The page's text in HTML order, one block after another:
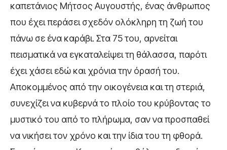
καπετάνιος Μήτσος Αυγουστής, ένας άνθρωπος
που έχει περάσει σχεδόν ολόκληρη τη ζωή του
πάνω σε ένα καράβι. Στα 75 του, αρνείται
πεισματικά να εγκαταλείψει τη θάλασσα, παρότι
έχει χάσει εδώ και χρόνια την όρασή του.
Αποκομμένος από την οικογένεια και τη στεριά,
συνεχίζει να κυβερνά το πλοίο του κρύβοντας το
μυστικό του από το πλήρωμα, σαν να προσπαθεί
να νικήσει τον χρόνο και την ίδια του τη φθορά.